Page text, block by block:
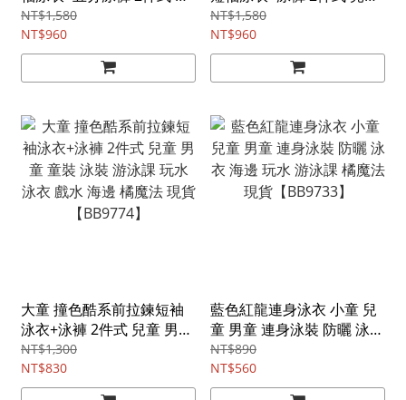
童 兒童 童裝 泳裝 速乾 快
乾 玩水褲 兒童水母衣 長袖
泳衣 游泳課 橘魔法 現貨
NT$1,580
NT$960
男童 童裝 泳裝 游泳課 玩水
泳衣 戲水 海邊 橘魔法 現貨
【BB9779】
NT$1,580
NT$960
大童 撞色酷系前拉鍊短袖
泳衣+泳褲 2件式 兒童 男童
童裝 泳裝 游泳課 玩水 泳衣
戲水 海邊 橘魔法 現貨
【BB9774】
NT$1,300
NT$830
藍色紅龍連身泳衣 小童 兒
童 男童 連身泳裝 防曬 泳衣
海邊 玩水 游泳課 橘魔法 現
貨【BB9733】
NT$890
NT$560